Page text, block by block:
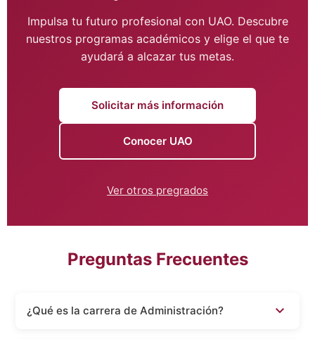
Impulsa tu futuro profesional con UAO. Descubre
nuestros programas académicos y elige el que te
ayudará a alcazar tus metas.
Solicitar más información
Conocer UAO
Ver otros pregrados
Preguntas Frecuentes
¿Qué es la carrera de Administración?